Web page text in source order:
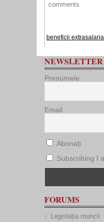
comments
beneficii
NEWSLETTER
Prenumele
Email
Abonați
Subscribing I
FORUMS
Legislația muncii